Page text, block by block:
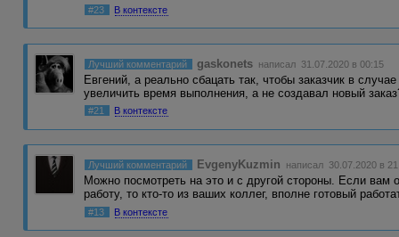
#23 В контексте
Лучший комментарий gaskonets написал 31.07.2020 в 00:15
Евгений, а реально сбацать так, чтобы заказчик в
увеличить время выполнения, а не создавал новый
#21 В контексте
Лучший комментарий EvgenyKuzmin написал 30.07.2020 в
Можно посмотреть на это и с другой стороны. Если вам
работу, то кто-то из ваших коллег, вполне готовый
#13 В контексте